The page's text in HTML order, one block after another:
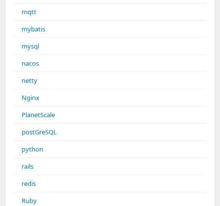
mqtt
mybatis
mysql
nacos
netty
Nginx
PlanetScale
postGreSQL
python
rails
redis
Ruby